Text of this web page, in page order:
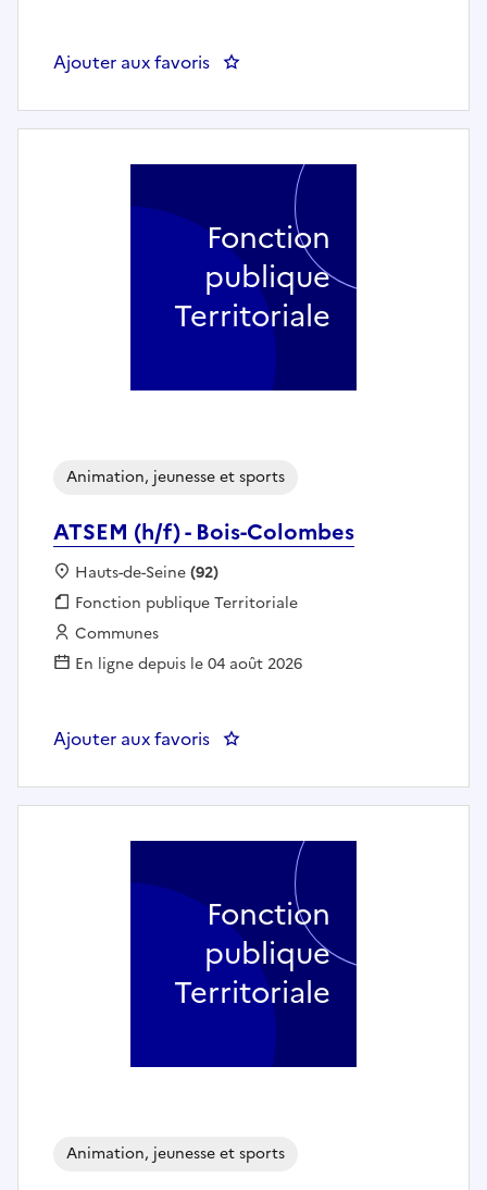
Ajouter aux favoris : Animateur Enfance-Jeunesse -
ATSEM (h/f) - Bois-Colombes
Animation, jeunesse et sports
Localisation :
Hauts-de-Seine(92)
Fonction publique :
Fonction publique Territoriale
Employeur :
Communes
En ligne depuis le 04 août 2026
Ajouter aux favoris : ATSEM (h/f) - Bois-Colombes
Fonction
publique
Territoriale
Animation, jeunesse et sports
Fonction
publique
Territoriale